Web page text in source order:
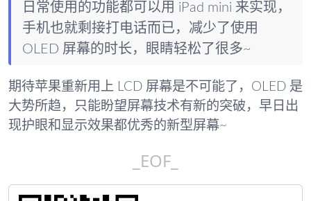
日常使用的功能都可以用 iPad mini 来实现，
手机也就剩接打电话而已，减少了使用
OLED 屏幕的时长，眼睛轻松了很多~
期待苹果重新用上 LCD 屏幕是不可能了，OLED 是
大势所趋，只能盼望屏幕技术有新的突破，早日出
现护眼和显示效果都优秀的新型屏幕~
_EOF_